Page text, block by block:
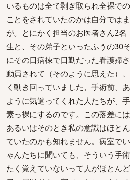
いるものは全て剥ぎ取られ全裸で
ことをされていたのかは自分では
が。とにかく担当のお医者さん2
生と、その弟子といったふうの30
にその日病棟で日勤だった看護婦
動員されて（そのように思えた）
く動き回っていました。手術前、
ように気遣ってくれた人たちが、
素っ裸にするのです。この落差に
あるいはそのとき私の意識はほと
ていたのかも知れません。病室で
ゃんたちに聞いても、そういう手
たく覚えていないって人がほとん